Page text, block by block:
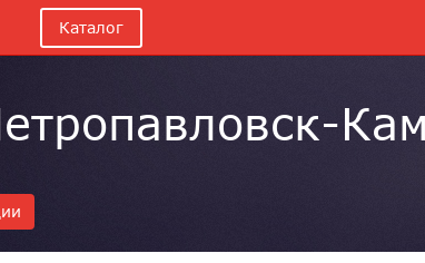
Каталог